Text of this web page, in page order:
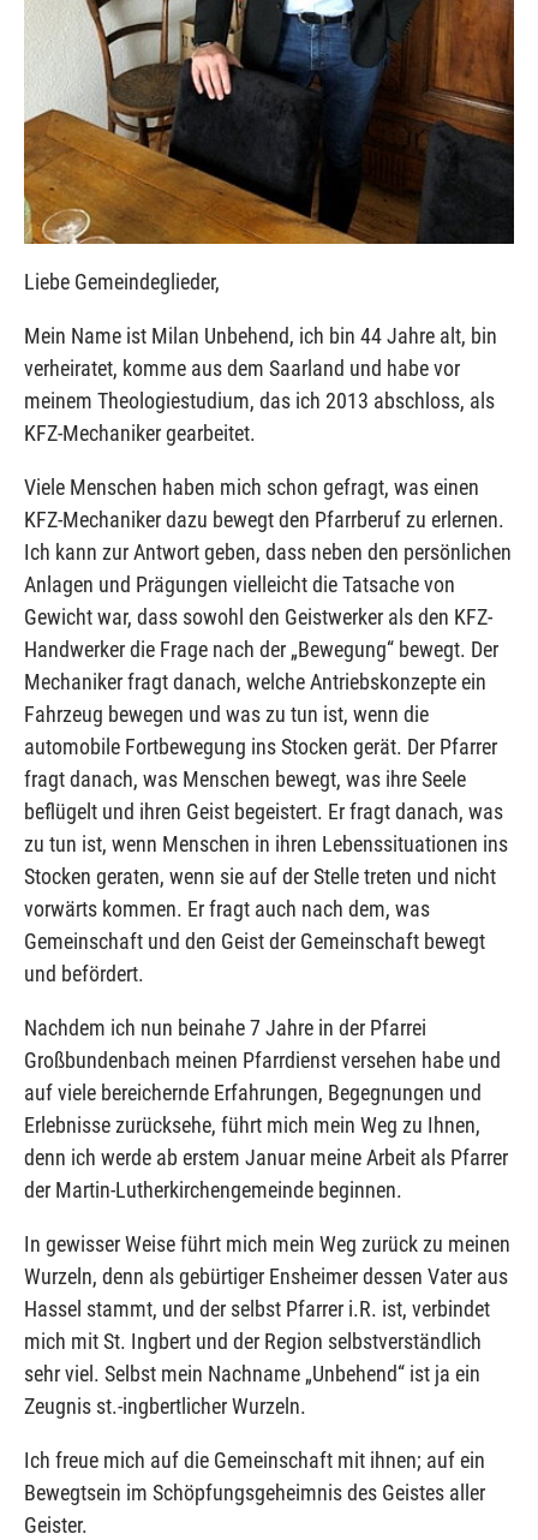
Liebe Gemeindeglieder,
Mein Name ist Milan Unbehend, ich bin 44 Jahre alt, bin
verheiratet, komme aus dem Saarland und habe vor
meinem Theologiestudium, das ich 2013 abschloss, als
KFZ-Mechaniker gearbeitet.
Viele Menschen haben mich schon gefragt, was einen
KFZ-Mechaniker dazu bewegt den Pfarrberuf zu erlernen.
Ich kann zur Antwort geben, dass neben den persönlichen
Anlagen und Prägungen vielleicht die Tatsache von
Gewicht war, dass sowohl den Geistwerker als den KFZ-
Handwerker die Frage nach der „Bewegung“ bewegt. Der
Mechaniker fragt danach, welche Antriebskonzepte ein
Fahrzeug bewegen und was zu tun ist, wenn die
automobile Fortbewegung ins Stocken gerät. Der Pfarrer
fragt danach, was Menschen bewegt, was ihre Seele
beflügelt und ihren Geist begeistert. Er fragt danach, was
zu tun ist, wenn Menschen in ihren Lebenssituationen ins
Stocken geraten, wenn sie auf der Stelle treten und nicht
vorwärts kommen. Er fragt auch nach dem, was
Gemeinschaft und den Geist der Gemeinschaft bewegt
und befördert.
Nachdem ich nun beinahe 7 Jahre in der Pfarrei
Großbundenbach meinen Pfarrdienst versehen habe und
auf viele bereichernde Erfahrungen, Begegnungen und
Erlebnisse zurücksehe, führt mich mein Weg zu Ihnen,
denn ich werde ab erstem Januar meine Arbeit als Pfarrer
der Martin-Lutherkirchengemeinde beginnen.
In gewisser Weise führt mich mein Weg zurück zu meinen
Wurzeln, denn als gebürtiger Ensheimer dessen Vater aus
Hassel stammt, und der selbst Pfarrer i.R. ist, verbindet
mich mit St. Ingbert und der Region selbstverständlich
sehr viel. Selbst mein Nachname „Unbehend“ ist ja ein
Zeugnis st.-ingbertlicher Wurzeln.
Ich freue mich auf die Gemeinschaft mit ihnen; auf ein
Bewegtsein im Schöpfungsgeheimnis des Geistes aller
Geister.